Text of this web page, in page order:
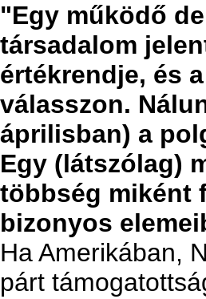
"Egy működő
társadalom
értékrendje, és
válasszon.
áprilisban) a
Egy (látszólag)
többség miként
bizonyos
Ha Amerikában,
párt